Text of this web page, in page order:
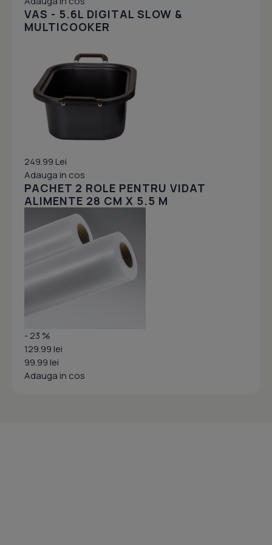
VAS - 5.6L DIGITAL SLOW &
MULTICOOKER
249.99 Lei
Adauga in cos
PACHET 2 ROLE PENTRU VIDAT
ALIMENTE 28 CM X 5.5 M
- 23 %
129.99 lei
99.99 lei
Adauga in cos